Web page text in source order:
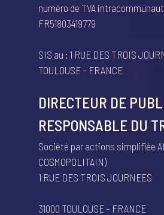
numéro de TVA
FR51803419779
SIS au : 1 RUE DES TROIS
TOULOUSE – FRANCE
DIRECTEUR DE
RESPONSABLE DU
Société par actions simplifiée
COSMOPOLITAIN)
1 RUE DES TROIS JOURNEES
31000 TOULOUSE – FRANCE